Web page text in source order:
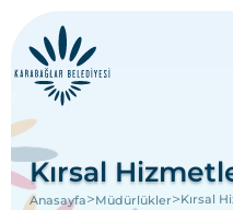
Kırsal
Anasayfa>Müdürlükler>Kırsal